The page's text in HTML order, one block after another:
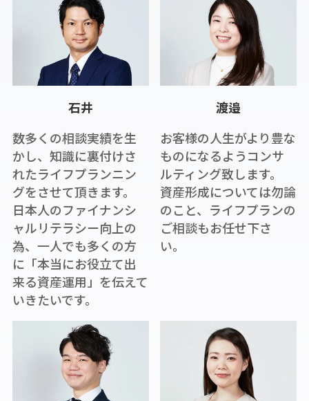
石井
数多くの相談実績を生
かし、知識に裏付けさ
れたライフプランニン
グをさせて頂きます。
日本人のファイナンシ
ャルリテラシー向上の
為、一人でも多くの方
に「本当にお役立て出
来る資産運用」を伝えて
いきたいです。
渡邉
お客様の人生がより豊な
ものになるようコンサ
ルティング致します。
資産形成については勿論
のこと、ライフプランの
ご相談もお任せ下さ
い。